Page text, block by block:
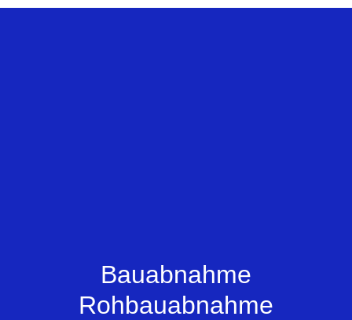
Bauabnahme
Rohbauabnahme